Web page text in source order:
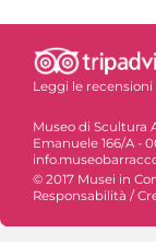
Leggi le recensioni
Museo di Scultura
Emanuele 166/A -
© 2017 Musei in
Responsabilità /